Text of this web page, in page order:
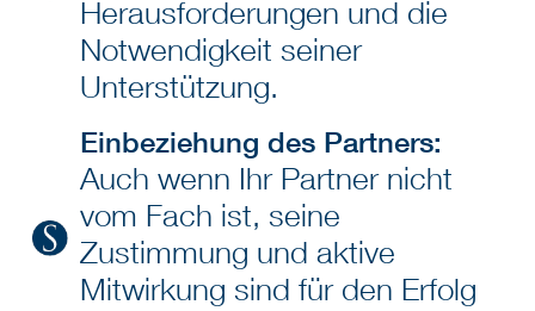
Herausforderungen und die
Notwendigkeit seiner
Unterstützung.
Einbeziehung des Partners:
Auch wenn Ihr Partner nicht
vom Fach ist, seine
Zustimmung und aktive
Mitwirkung sind für den Erfolg